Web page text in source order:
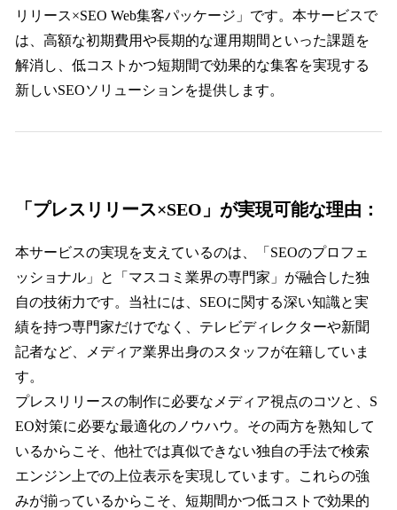
リリース×SEO Web集客パッケージ」です。本サービスで
は、高額な初期費用や長期的な運用期間といった課題を
解消し、低コストかつ短期間で効果的な集客を実現する
新しいSEOソリューションを提供します。
「プレスリリース×SEO」が実現可能な理由：
本サービスの実現を支えているのは、「SEOのプロフェ
ッショナル」と「マスコミ業界の専門家」が融合した独
自の技術力です。当社には、SEOに関する深い知識と実
績を持つ専門家だけでなく、テレビディレクターや新聞
記者など、メディア業界出身のスタッフが在籍していま
す。
プレスリリースの制作に必要なメディア視点のコツと、S
EO対策に必要な最適化のノウハウ。その両方を熟知して
いるからこそ、他社では真似できない独自の手法で検索
エンジン上での上位表示を実現しています。これらの強
みが揃っているからこそ、短期間かつ低コストで効果的